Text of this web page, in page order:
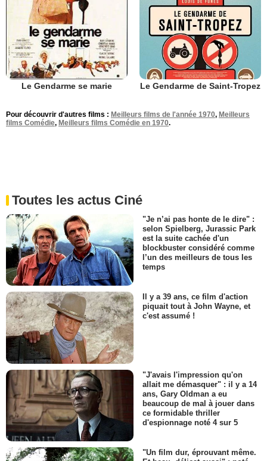
Le Gendarme se marie Le Gendarme de Saint-Tropez
Pour découvrir d'autres films : Meilleurs films de l'année 1970, Meilleurs
films Comédie, Meilleurs films Comédie en 1970.
Toutes les actus Ciné
"Je n’ai pas honte de le dire" :
selon Spielberg, Jurassic Park
est la suite cachée d'un
blockbuster considéré comme
l’un des meilleurs de tous les
temps
Il y a 39 ans, ce film d'action
piquait tout à John Wayne, et
c'est assumé !
"J'avais l'impression qu'on
allait me démasquer" : il y a 14
ans, Gary Oldman a eu
beaucoup de mal à jouer dans
ce formidable thriller
d'espionnage noté 4 sur 5
"Un film dur, éprouvant même.